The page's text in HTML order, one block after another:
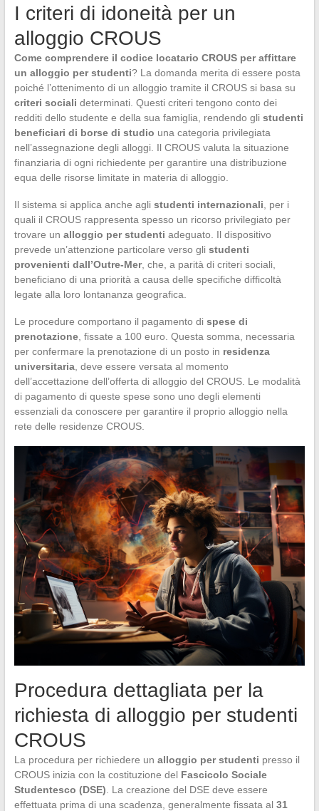
I criteri di idoneità per un
alloggio CROUS
Come comprendere il codice locatario CROUS per affittare
un alloggio per studenti? La domanda merita di essere posta
poiché l’ottenimento di un alloggio tramite il CROUS si basa su
criteri sociali determinati. Questi criteri tengono conto dei
redditi dello studente e della sua famiglia, rendendo gli studenti
beneficiari di borse di studio una categoria privilegiata
nell’assegnazione degli alloggi. Il CROUS valuta la situazione
finanziaria di ogni richiedente per garantire una distribuzione
equa delle risorse limitate in materia di alloggio.
Il sistema si applica anche agli studenti internazionali , per i
quali il CROUS rappresenta spesso un ricorso privilegiato per
trovare un alloggio per studenti adeguato. Il dispositivo
prevede un’attenzione particolare verso gli studenti
provenienti dall’Outre-Mer, che, a parità di criteri sociali,
beneficiano di una priorità a causa delle specifiche difficoltà
legate alla loro lontananza geografica.
Le procedure comportano il pagamento di spese di
prenotazione, fissate a 100 euro. Questa somma, necessaria
per confermare la prenotazione di un posto in residenza
universitaria, deve essere versata al momento
dell’accettazione dell’offerta di alloggio del CROUS. Le modalità
di pagamento di queste spese sono uno degli elementi
essenziali da conoscere per garantire il proprio alloggio nella
rete delle residenze CROUS.
Procedura dettagliata per la
richiesta di alloggio per studenti
CROUS
La procedura per richiedere un alloggio per studenti presso il
CROUS inizia con la costituzione del Fascicolo Sociale
Studentesco (DSE) . La creazione del DSE deve essere
effettuata prima di una scadenza, generalmente fissata al 31